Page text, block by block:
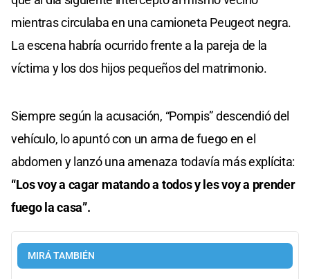
mientras circulaba en una camioneta Peugeot negra.
La escena habría ocurrido frente a la pareja de la
víctima y los dos hijos pequeños del matrimonio.
Siempre según la acusación, “Pompis” descendió del
vehículo, lo apuntó con un arma de fuego en el
abdomen y lanzó una amenaza todavía más explícita:
“Los voy a cagar matando a todos y les voy a prender
fuego la casa”.
MIRÁ TAMBIÉN